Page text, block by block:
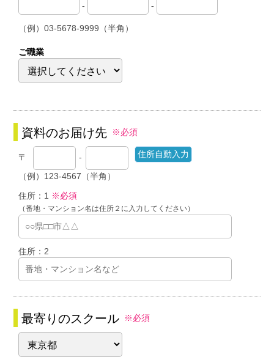
- -
（例）03-5678-9999（半角）
ご職業
資料のお届け先 ※必須
〒
-
（例）123-4567（半角）
住所：1 ※必須
（番地・マンション名は住所２に入力してください）
住所：2
最寄りのスクール ※必須